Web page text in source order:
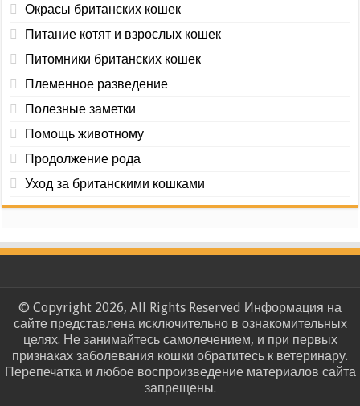
Окрасы британских кошек
Питание котят и взрослых кошек
Питомники британских кошек
Племенное разведение
Полезные заметки
Помощь животному
Продолжение рода
Уход за британскими кошками
© Copyright 2026, All Rights Reserved Информация на
сайте представлена исключительно в ознакомительных
целях. Не занимайтесь самолечением, и при первых
признаках заболевания кошки обратитесь к ветеринару.
Перепечатка и любое воспроизведение материалов сайта
запрещены.